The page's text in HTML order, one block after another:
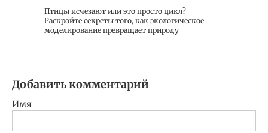
Птицы исчезают или это просто цикл?
Раскройте секреты того, как экологическое
моделирование превращает природу
Добавить комментарий
Имя